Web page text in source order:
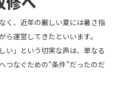
く、近年の厳しい夏には暑さ指
運営してきたといいます。
い」という切実な声は、単なる
つなぐための“条件”だったのだ